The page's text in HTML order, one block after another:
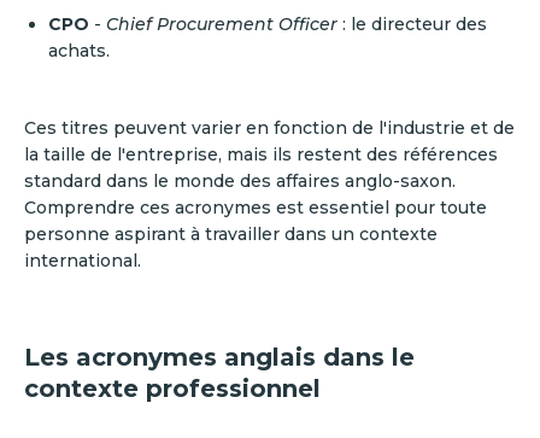
CPO - Chief Procurement Officer : le directeur des
achats.
Ces titres peuvent varier en fonction de l'industrie et de
la taille de l'entreprise, mais ils restent des références
standard dans le monde des affaires anglo-saxon.
Comprendre ces acronymes est essentiel pour toute
personne aspirant à travailler dans un contexte
international.
Les acronymes anglais dans le
contexte professionnel